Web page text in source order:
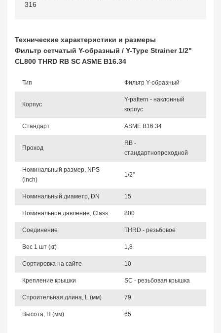
316
Технические характеристики и размеры
Фильтр сетчатый Y-образный / Y-Type Strainer 1/2"
CL800 THRD RB SC ASME B16.34
Тип Фильтр Y-образный
Корпус
Y-pattern - наклонный
корпус
Стандарт ASME B16.34
Проход
RB -
стандартнопроходной
Номинальный размер, NPS
(inch)
1/2"
Номинальный диаметр, DN 15
Номинальное давление, Class 800
Соединение THRD - резьбовое
Вес 1 шт (кг) 1,8
Сортировка на сайте 10
Крепление крышки SC - резьбовая крышка
Строительная длина, L (мм) 79
Высота, Н (мм) 65